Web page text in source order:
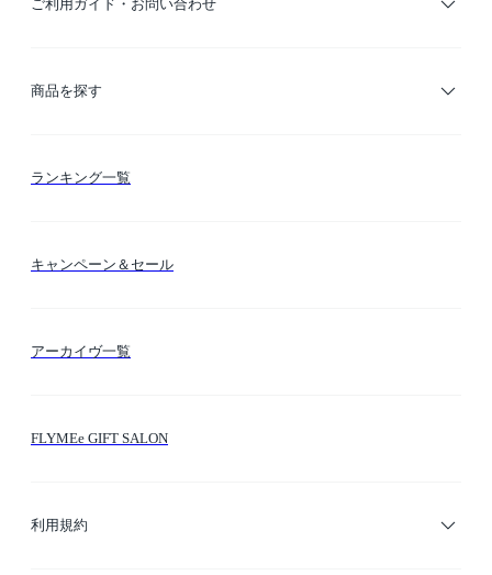
ご利用ガイド・お問い合わせ
ご利用ガイド
商品を探す
カテゴリー検索
ランキング一覧
キャンペーン＆セール
アーカイヴ一覧
FLYMEe GIFT SALON
利用規約